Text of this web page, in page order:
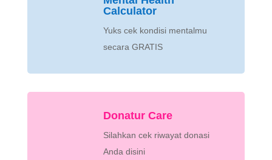
Calculator
Yuks cek kondisi mentalmu
secara GRATIS
Donatur Care
Silahkan cek riwayat donasi
Anda disini